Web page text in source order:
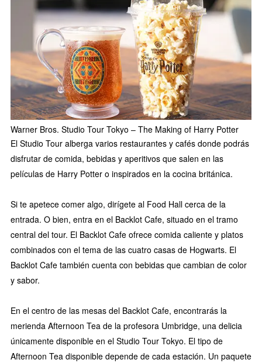
Warner Bros. Studio Tour Tokyo – The Making of Harry Potter
El Studio Tour alberga varios restaurantes y cafés donde podrás
disfrutar de comida, bebidas y aperitivos que salen en las
películas de Harry Potter o inspirados en la cocina británica.
Si te apetece comer algo, dirígete al Food Hall cerca de la
entrada. O bien, entra en el Backlot Cafe, situado en el tramo
central del tour. El Backlot Cafe ofrece comida caliente y platos
combinados con el tema de las cuatro casas de Hogwarts. El
Backlot Cafe también cuenta con bebidas que cambian de color
y sabor.
En el centro de las mesas del Backlot Cafe, encontrarás la
merienda Afternoon Tea de la profesora Umbridge, una delicia
únicamente disponible en el Studio Tour Tokyo. El tipo de
Afternoon Tea disponible depende de cada estación. Un paquete